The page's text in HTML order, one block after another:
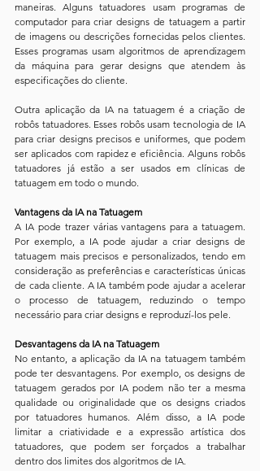
maneiras. Alguns tatuadores usam programas de
computador para criar designs de tatuagem a partir
de imagens ou descrições fornecidas pelos clientes.
Esses programas usam algoritmos de aprendizagem
da máquina para gerar designs que atendem às
especificações do cliente.
Outra aplicação da IA na tatuagem é a criação de
robôs tatuadores. Esses robôs usam tecnologia de IA
para criar designs precisos e uniformes, que podem
ser aplicados com rapidez e eficiência. Alguns robôs
tatuadores já estão a ser usados em clínicas de
tatuagem em todo o mundo.
Vantagens da IA na Tatuagem
A IA pode trazer várias vantagens para a tatuagem.
Por exemplo, a IA pode ajudar a criar designs de
tatuagem mais precisos e personalizados, tendo em
consideração as preferências e características únicas
de cada cliente. A IA também pode ajudar a acelerar
o processo de tatuagem, reduzindo o tempo
necessário para criar designs e reproduzí-los pele.
Desvantagens da IA na Tatuagem
No entanto, a aplicação da IA na tatuagem também
pode ter desvantagens. Por exemplo, os designs de
tatuagem gerados por IA podem não ter a mesma
qualidade ou originalidade que os designs criados
por tatuadores humanos. Além disso, a IA pode
limitar a criatividade e a expressão artística dos
tatuadores, que podem ser forçados a trabalhar
dentro dos limites dos algoritmos de IA.